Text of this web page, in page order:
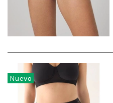
Nuevo